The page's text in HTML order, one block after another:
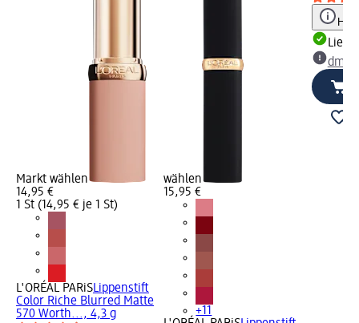
Markt wählen
14,95 €
1 St (14,95 € je 1 St)
L'ORÉAL PARiSLippenstift
Color Riche Blurred Matte
570 Worth..., 4,3 g
wählen
15,95 €
+11
dm